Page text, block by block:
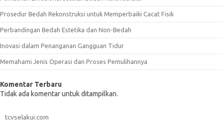
Prosedur Bedah Rekonstruksi untuk Memperbaiki Cacat Fisik
Perbandingan Bedah Estetika dan Non-Bedah
Inovasi dalam Penanganan Gangguan Tidur
Memahami Jenis Operasi dan Proses Pemulihannya
Komentar Terbaru
Tidak ada komentar untuk ditampilkan.
tcvselakui.com